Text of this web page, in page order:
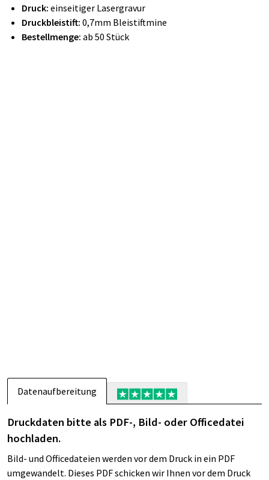
Druck: einseitiger Lasergravur
Druckbleistift: 0,7mm Bleistiftmine
Bestellmenge: ab 50 Stück
Datenaufbereitung
Druckdaten bitte als PDF-, Bild- oder Officedatei
hochladen.
Bild- und Officedateien werden vor dem Druck in ein PDF
umgewandelt. Dieses PDF schicken wir Ihnen vor dem Druck